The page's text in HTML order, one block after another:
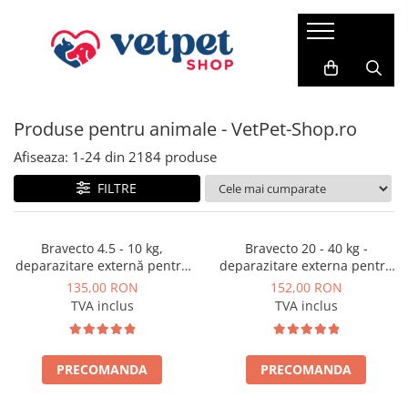
PENTRU CÂINI
ROYAL CANIN
MONGE
Advance
HRANĂ UMEDĂ
CONSERVE
PATE
PENTRU PISICI
ROYAL CANIN
ADVANCE CAT
Brit Premium Cat
HILLS SP
Sam Field
SANABELLE
WHISKAS
HRANĂ UMEDĂ
PENTRU PĂSĂRI
Hrana pentru canari
VITAMINE
FARMACIE VET
RATICIDE
SUPORT CARDIAC
SUPORT RENAL
SUPORT HEPATIC
SUPORT ARTICULAR
SUPORT NEURONAL
Suport pentru piele si blana
Vitamine
ACVARISTICĂ
ACCESORII
ACVARII
CABINET VETERINAR
Milbemax
Neptra
Prazimec
Produse pentru animale - VetPet-Shop.ro
Afiseaza: 1-24 din 2184 produse
FILTRE
Bravecto 4.5 - 10 kg,
deparazitare externă pentru
câini
135,00 RON
TVA inclus
PRECOMANDA
Bravecto 20 - 40 kg -
deparazitare externa pentru
caini
152,00 RON
TVA inclus
PRECOMANDA